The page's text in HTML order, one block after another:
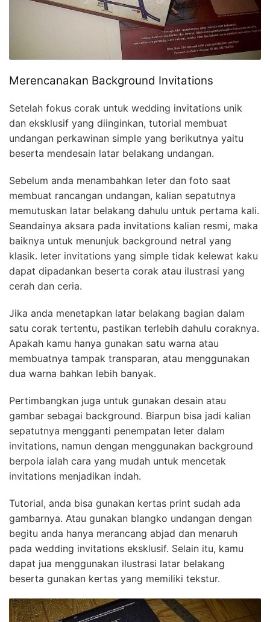
Merencanakan Background Invitations
Setelah fokus corak untuk wedding invitations unik
dan eksklusif yang diinginkan, tutorial membuat
undangan perkawinan simple yang berikutnya yaitu
beserta mendesain latar belakang undangan.
Sebelum anda menambahkan leter dan foto saat
membuat rancangan undangan, kalian sepatutnya
memutuskan latar belakang dahulu untuk pertama kali.
Seandainya aksara pada invitations kalian resmi, maka
baiknya untuk menunjuk background netral yang
klasik. leter invitations yang simple tidak kelewat kaku
dapat dipadankan beserta corak atau ilustrasi yang
cerah dan ceria.
Jika anda menetapkan latar belakang bagian dalam
satu corak tertentu, pastikan terlebih dahulu coraknya.
Apakah kamu hanya gunakan satu warna atau
membuatnya tampak transparan, atau menggunakan
dua warna bahkan lebih banyak.
Pertimbangkan juga untuk gunakan desain atau
gambar sebagai background. Biarpun bisa jadi kalian
sepatutnya mengganti penempatan leter dalam
invitations, namun dengan menggunakan background
berpola ialah cara yang mudah untuk mencetak
invitations menjadikan indah.
Tutorial, anda bisa gunakan kertas print sudah ada
gambarnya. Atau gunakan blangko undangan dengan
begitu anda hanya merancang abjad dan menaruh
pada wedding invitations eksklusif. Selain itu, kamu
dapat jua menggunakan ilustrasi latar belakang
beserta gunakan kertas yang memiliki tekstur.